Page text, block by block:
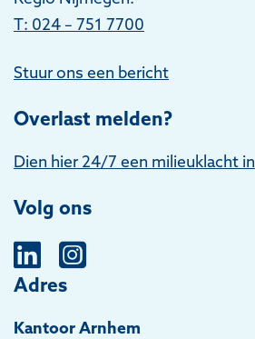
T: 024 – 751 7700
Stuur ons een bericht
Overlast melden?
Dien hier 24/7 een milieuklacht in
Volg ons
Adres
Kantoor Arnhem